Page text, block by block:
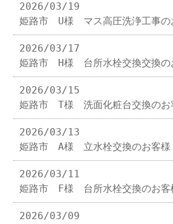
2026/03/19
姫路市 U様 マス高圧洗浄工事の
2026/03/17
姫路市 H様 台所水栓交換交換の
2026/03/15
姫路市 T様 洗面化粧台交換のお
2026/03/13
姫路市 A様 立水栓交換のお客様
2026/03/11
姫路市 F様 台所水栓交換のお客
2026/03/09